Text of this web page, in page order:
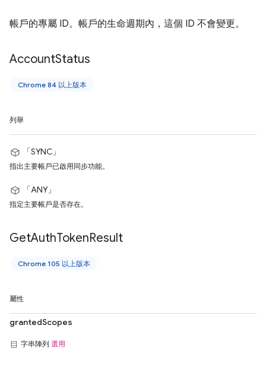
帳戶的專屬 ID。帳戶的生命週期內，這個 ID 不會變更。
AccountStatus
Chrome 84 以上版本
列舉
「SYNC」
指出主要帳戶已啟用同步功能。
「ANY」
指定主要帳戶是否存在。
GetAuthTokenResult
Chrome 105 以上版本
屬性
grantedScopes
字串陣列 選用